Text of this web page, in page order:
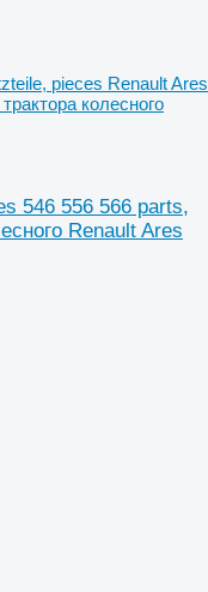
pieces Renault Ares
колесного
546 556 566 parts,
Renault Ares